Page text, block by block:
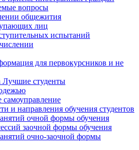
вопросы
общежития
лиц
испытаний
для первокурсников и не
Лучшие студенты
самоуправление
и направления обучения студентов
очной формы обучения
заочной формы обучения
очно-заочной формы